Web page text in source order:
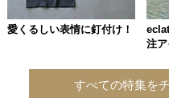
愛くるしい表情に釘付け！
注
すべての特集を